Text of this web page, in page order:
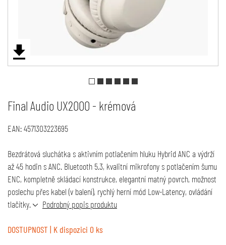
Final Audio UX2000 - krémová
EAN:4571303223695
Bezdrátová sluchátka s aktivním potlačením hluku Hybrid ANC a výdrží
až 45 hodin s ANC. Bluetooth 5.3, kvalitní mikrofony s potlačením šumu
ENC, kompletně skládací konstrukce, elegantní matný povrch, možnost
poslechu přes kabel (v balení), rychlý herní mód Low-Latency, ovládání
tlačítky.
Podrobný popis produktu
DOSTUPNOST | K dispozici 0 ks